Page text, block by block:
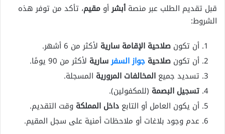
قبل تقديم الطلب عبر منصة أبشرأو مقيم، تأكد من توفر هذه
الشروط:
أن تكون صلاحية الإقامة سارية لأكثر من 6 أشهر.
أن تكون صلاحية جواز السفرسارية لأكثر من 90 يومًا.
تسديد جميع المخالفات المرورية المسجلة.
تسجيل البصمة (للمكفولين).
أن يكون العامل أو التابع داخل المملكة وقت التقديم.
عدم وجود بلاغات أو ملاحظات أمنية على سجل المقيم.